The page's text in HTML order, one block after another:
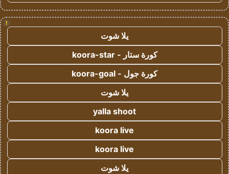
!
يلا شوت
كورة ستار - koora-star
كورة جول - koora-goal
يلا شوت
yalla shoot
koora live
koora live
يلا شوت